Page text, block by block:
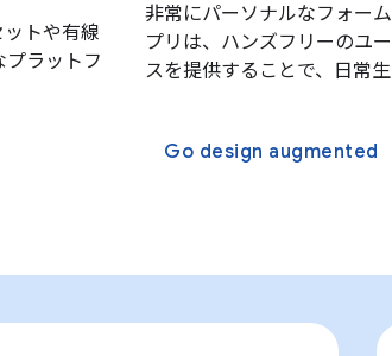
トや有線
ラットフ
非常にパーソナルなフォー
プリは、ハンズフリーのユ
スを提供することで、日常
Go design augmented